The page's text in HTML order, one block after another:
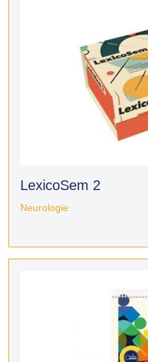
LexicoSem 2
Neurologie